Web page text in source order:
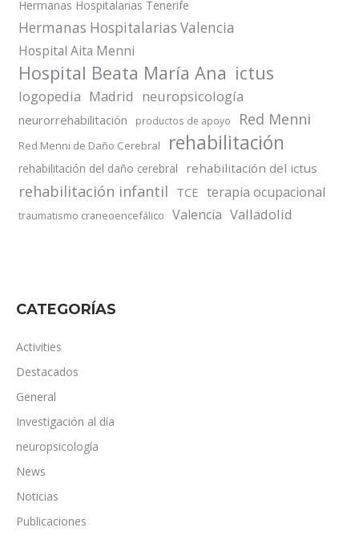
Hermanas Hospitalarias Tenerife
Hermanas Hospitalarias Valencia
Hospital Aita Menni
Hospital Beata María Ana ictus
logopedia Madrid neuropsicología
neurorrehabilitación productos de apoyo Red Menni
Red Menni de Daño Cerebral rehabilitación
rehabilitación del daño cerebral rehabilitación del ictus
rehabilitación infantil TCE terapia ocupacional
traumatismo craneoencefálico Valencia Valladolid
CATEGORÍAS
Activities
Destacados
General
Investigación al día
neuropsicología
News
Noticias
Publicaciones